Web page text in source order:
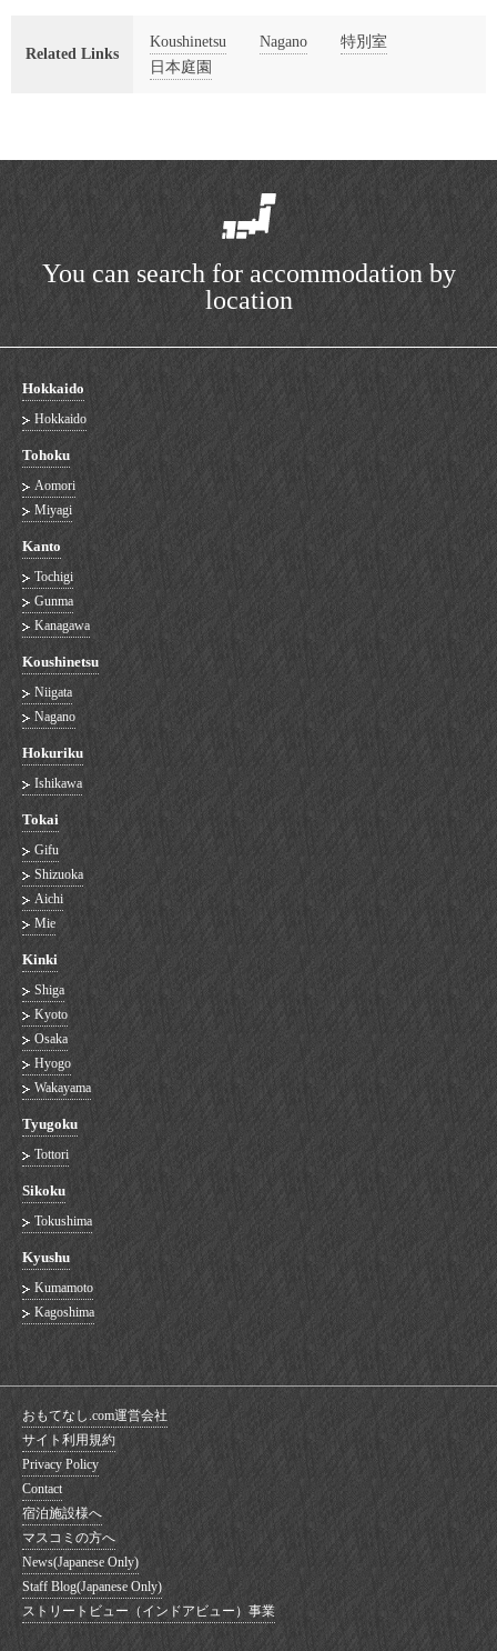
Related Links
Koushinetsu Nagano
特別室
日本庭園
You can search for accommodation by
location
Hokkaido
Hokkaido
Tohoku
Aomori
Miyagi
Kanto
Tochigi
Gunma
Kanagawa
Koushinetsu
Niigata
Nagano
Hokuriku
Ishikawa
Tokai
Gifu
Shizuoka
Aichi
Mie
Kinki
Shiga
Kyoto
Osaka
Hyogo
Wakayama
Tyugoku
Tottori
Sikoku
Tokushima
Kyushu
Kumamoto
Kagoshima
おもてなし.com運営会社
サイト利用規約
Privacy Policy
Contact
宿泊施設様へ
マスコミの方へ
News(Japanese Only)
Staff Blog(Japanese Only)
ストリートビュー（インドアビュー）事業